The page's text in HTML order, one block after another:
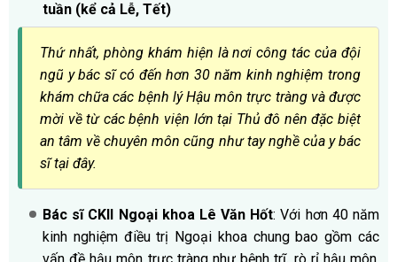
tuần (kể cả Lễ, Tết)
Thứ nhất, phòng khám hiện là nơi công tác của đội
ngũ y bác sĩ có đến hơn 30 năm kinh nghiệm trong
khám chữa các bệnh lý Hậu môn trực tràng và được
mời về từ các bệnh viện lớn tại Thủ đô nên đặc biệt
an tâm về chuyên môn cũng như tay nghề của y bác
sĩ tại đây.
Bác sĩ CKII Ngoại khoa Lê Văn Hốt: Với hơn 40 năm
kinh nghiệm điều trị Ngoại khoa chung bao gồm các